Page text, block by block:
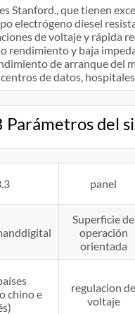
Stanford., que tienen
electrógeno diesel
de voltaje y rápida
rendimiento y baja
de arranque del
de datos,
del
panel
Superficie de
operación
orientada
chino e
regulacion de
voltaje